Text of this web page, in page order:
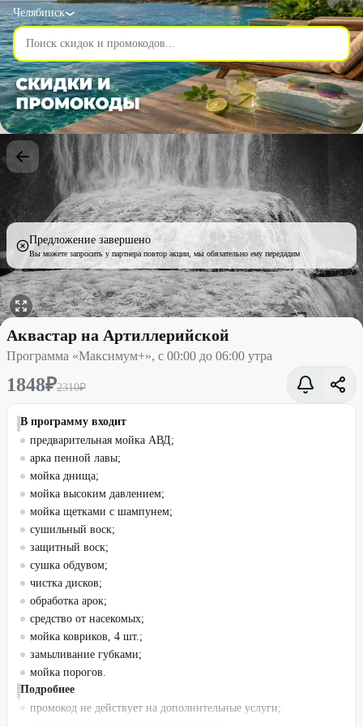
Челябинск
Предложение завершено
Вы можете запросить у партнера повтор акции, мы обязательно ему передадим
Программа «Максимум+», с 00:00 до 06:00 утра со скидкой
Аквастар на Артиллерийской
Программа «Максимум+», с 00:00 до 06:00 утра
1848₽2310₽
В программу входит
предварительная мойка АВД;
арка пенной лавы;
мойка днища;
мойка высоким давлением;
мойка щетками с шампунем;
сушильный воск;
защитный воск;
сушка обдувом;
чистка дисков;
обработка арок;
средство от насекомых;
мойка ковриков, 4 шт.;
замыливание губками;
мойка порогов.
Подробнее
промокод не действует на дополнительные услуги;